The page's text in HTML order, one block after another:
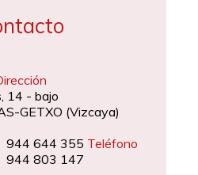
14 - bajo
GETXO (Vizcaya)
944 644 355 Teléfono
944 803 147